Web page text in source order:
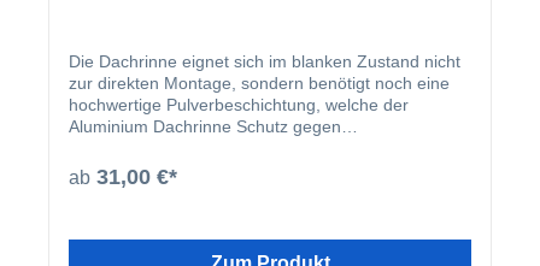
Die Dachrinne eignet sich im blanken Zustand nicht
zur direkten Montage, sondern benötigt noch eine
hochwertige Pulverbeschichtung, welche der
Aluminium Dachrinne Schutz gegen
empfehlen wir, dass die Dachrinnen nachträglich
bauseits beschichtet werden.
ab 31,00 €*